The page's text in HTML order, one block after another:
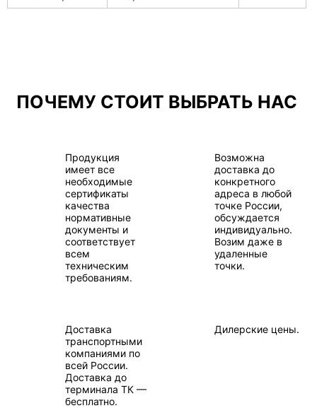
ПОЧЕМУ СТОИТ ВЫБРАТЬ НАС
Продукция
имеет все
необходимые
сертификаты
качества
нормативные
документы и
соответствует
всем
техническим
требованиям.
Возможна
доставка до
конкретного
адреса в любой
точке России,
обсуждается
индивидуально.
Возим даже в
удаленные
точки.
Доставка
транспортными
компаниями по
всей России.
Доставка до
терминала ТК —
бесплатно.
Дилерские цены.